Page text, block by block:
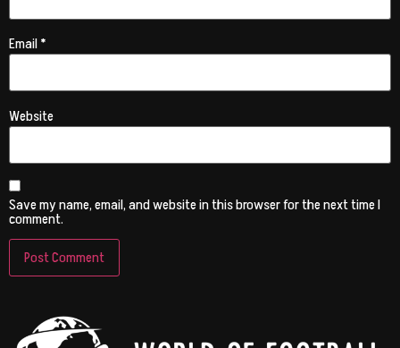
Email*
Website
Save my name, email, and website in this browser for the next time I
comment.